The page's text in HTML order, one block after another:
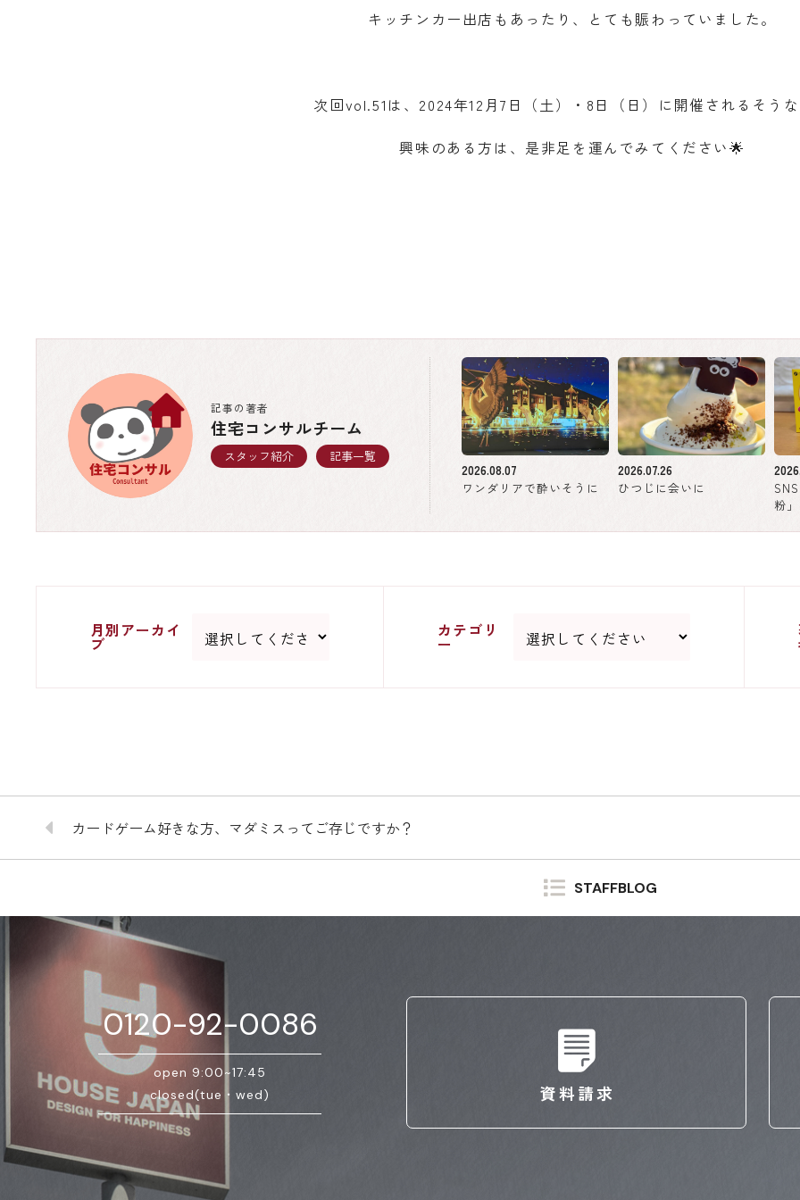
キッチンカー出店もあったり、とても賑わっていました。
次回vol.51は、2024年12月7日（土）・8日（日）に開催されるそう
興味のある方は、是非足を運んでみてください🌟
記事の著者
住宅コンサルチーム
スタッフ紹介
記事一覧
2026.08.07
ワンダリアで酔いそうに
2026.07.26
ひつじに会いに
粉
月別アーカイ
ブ
カテゴリ
ー
カードゲーム好きな方、マダミスってご存じですか？
STAFFBLOG
0120-92-0086
open 9:00~17:45
closed(tue・wed)
資料請求